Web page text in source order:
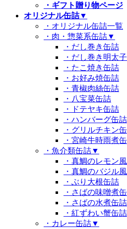
・ギフト贈り物ページ
オリジナル缶詰▼
・オリジナル缶詰一覧
・肉・惣菜系缶詰▼
・だし巻き缶詰
・だし巻き明太
・たこ焼き缶詰
・お好み焼缶詰
・青椒肉絲缶詰
・八宝菜缶詰
・ドテヤキ缶詰
・ハンバーグ缶詰
・グリルチキン
・宮崎牛時雨煮
・魚介類缶詰▼
・真鯛のレモン
・真鯛のバジル
・ぶり大根缶詰
・さばの味噌煮
・さばの水煮缶詰
・紅ずわい蟹缶詰
・カレー缶詰▼